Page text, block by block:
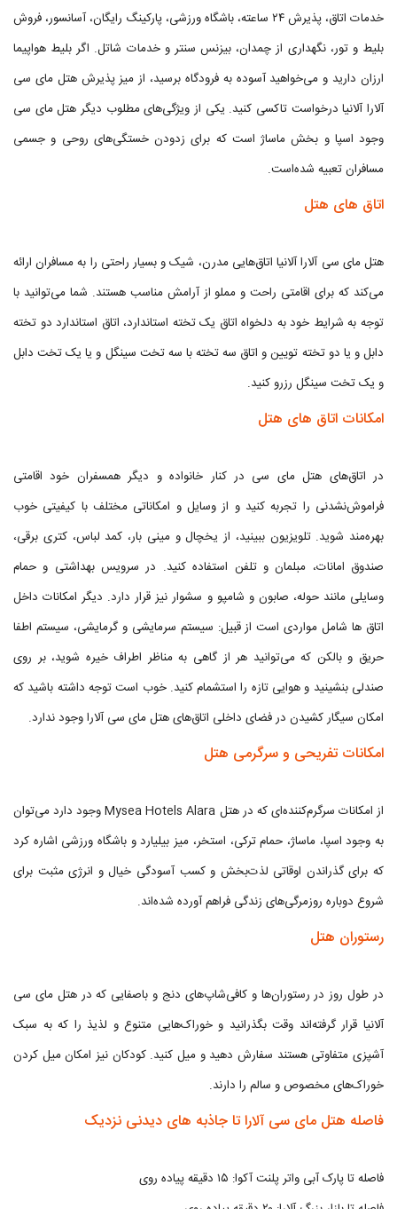
خدمات اتاق، پذیرش ۲۴ ساعته، باشگاه ورزشی، پارکینگ رایگان، آسانسور، فروش
بلیط و تور، نگهداری از چمدان، بیزنس سنتر و خدمات شاتل. اگر بلیط هواپیما
ارزان دارید و می‌خواهید آسوده به فرودگاه برسید، از میز پذیرش هتل مای سی
آلارا آلانیا درخواست تاکسی کنید. یکی از ویژگی‌های مطلوب دیگر هتل مای سی
وجود اسپا و بخش ماساژ است که برای زدودن خستگی‌های روحی و جسمی
مسافران تعبیه شده‌است.
اتاق های هتل
هتل مای سی آلارا آلانیا اتاق‌هایی مدرن، شیک و بسیار راحتی را به مسافران ارائه
می‌کند که برای اقامتی راحت و مملو از آرامش مناسب هستند. شما می‌توانید با
توجه به شرایط خود به دلخواه اتاق یک تخته استاندارد، اتاق استاندارد دو تخته
دابل و یا دو تخته تویین و اتاق‌ سه تخته با سه تخت سینگل و یا یک تخت دابل
و یک تخت سینگل رزرو کنید.
امکانات اتاق های هتل
در اتاق‌های هتل مای سی در کنار خانواده و دیگر همسفران خود اقامتی
فراموش‌نشدنی را تجربه کنید و از وسایل و امکاناتی مختلف با کیفیتی خوب
بهره‌مند شوید. تلویزیون ببینید، از یخچال و مینی بار، کمد لباس، کتری برقی،
صندوق امانات، مبلمان و تلفن استفاده کنید. در سرویس بهداشتی و حمام
وسایلی مانند حوله، صابون و شامپو و سشوار نیز قرار دارد. دیگر امکانات داخل
اتاق ها شامل مواردی است از قبیل: سیستم سرمایشی و گرمایشی، سیستم اطفا
حریق و بالکن که می‌توانید هر‌ از گاهی به مناظر اطراف خیره شوید، بر روی
صندلی بنشینید و هوایی تازه را استشمام کنید. خوب است توجه داشته باشید که
امکان سیگار کشیدن در فضای داخلی اتاق‌های هتل مای سی آلارا وجود ندارد.
امکانات تفریحی و سرگرمی هتل
از امکانات سرگرم‌کننده‌ای که در هتل Mysea Hotels Alara وجود دارد می‌توان
به وجود اسپا، ماساژ، حمام ترکی، استخر، میز بیلیارد و باشگاه ورزشی اشاره کرد
که برای گذراندن اوقاتی لذت‌بخش و کسب آسودگی خیال و انرژی مثبت برای
شروع دوباره روزمرگی‌های زندگی فراهم آورده شده‌اند.
رستوران هتل
در طول روز در رستوران‌ها و کافی‌شاپ‌های دنج و باصفایی که در هتل مای سی
آلانیا قرار گرفته‌اند وقت بگذرانید و خوراک‌هایی متنوع و لذیذ را که به سبک
آشپزی متفاوتی هستند سفارش دهید و میل کنید. کودکان نیز امکان میل کردن
خوراک‌های مخصوص و سالم را دارند.
فاصله هتل مای سی آلارا تا جاذبه های دیدنی نزدیک
فاصله تا پارک آبی واتر پلنت آکوا: ۱۵ دقیقه پیاده روی